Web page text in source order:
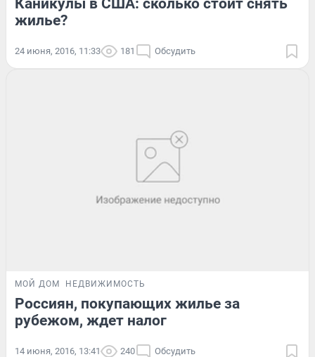
Каникулы в США: сколько стоит снять
жилье?
24 июня, 2016, 11:33 181 Обсудить
МОЙ ДОМ НЕДВИЖИМОСТЬ
Россиян, покупающих жилье за
рубежом, ждет налог
14 июня, 2016, 13:41 240 Обсудить